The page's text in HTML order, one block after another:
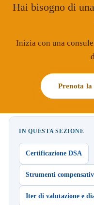
Hai bisogno di
Inizia con una
Prenota la
IN QUESTA SEZIONE
Certificazione DSA
Strumenti
Iter di valutazione e